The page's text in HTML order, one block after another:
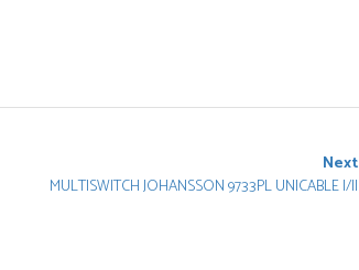
Next
MULTISWITCH JOHANSSON 9733PL UNICABLE I/II